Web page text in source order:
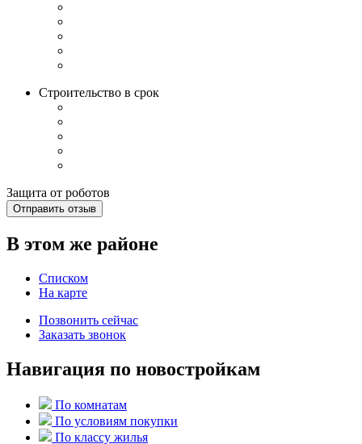
Строительство в срок
Защита от роботов
Отправить отзыв
В этом же районе
Списком
На карте
Позвонить сейчас
Заказать звонок
Навигация по новостройкам
По комнатам
По условиям покупки
По классу жилья